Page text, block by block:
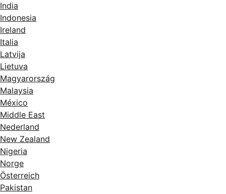
India
Indonesia
Ireland
Italia
Latvija
Lietuva
Magyarország
Malaysia
México
Middle East
Nederland
New Zealand
Nigeria
Norge
Österreich
Pakistan